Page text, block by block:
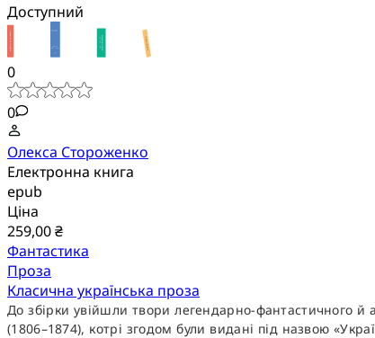
Доступний
0
0
Олекса Стороженко
Електронна книга
epub
Ціна
259,00 ₴
Фантастика
Проза
Класична українська проза
До збірки увійшли твори легендарно-фантастичного й
(1806–1874), котрі згодом були видані під назвою